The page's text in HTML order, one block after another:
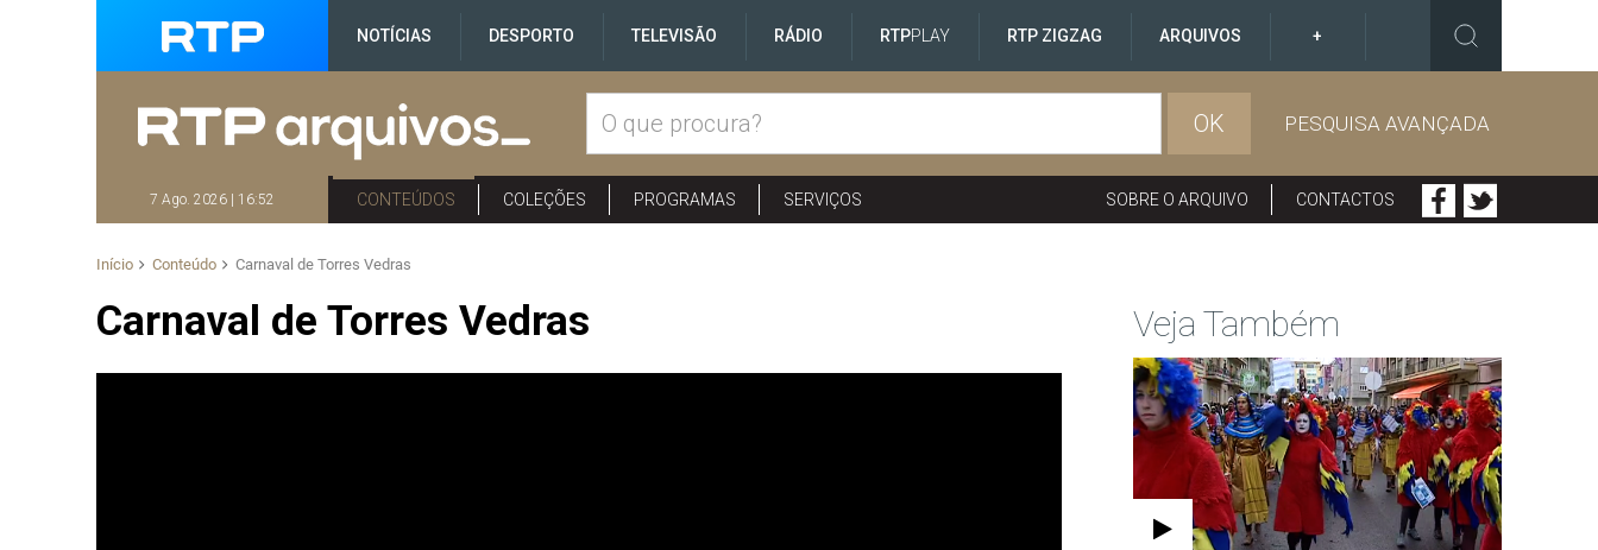
NOTÍCIAS DESPORTO TELEVISÃO RÁDIO RTPPLAY RTP ZIGZAG ARQUIVOS +
OK PESQUISA AVANÇADA
7 Ago. 2026 | 16:52 CONTEÚDOS COLEÇÕES PROGRAMAS SERVIÇOS SOBRE O ARQUIVO CONTACTOS
Início Conteúdo Carnaval de Torres Vedras
Carnaval de Torres Vedras Veja Também